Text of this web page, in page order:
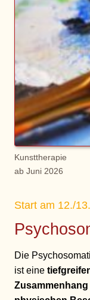
Kunsttherapie
ab Juni 2026
Start am 12./
Die
ist eine